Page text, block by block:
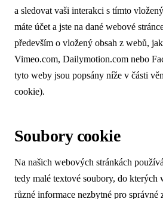
a sledovat vaši interakci s tímto
máte účet a jste na dané webové
především o vložený obsah z webů,
Vimeo.com, Dailymotion.com nebo
tyto weby jsou popsány níže v části
cookie).
Soubory cookie
Na našich webových stránkách
tedy malé textové soubory, do kterých
různé informace nezbytné pro správné